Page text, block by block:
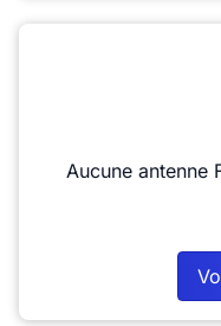
Aucune antenne